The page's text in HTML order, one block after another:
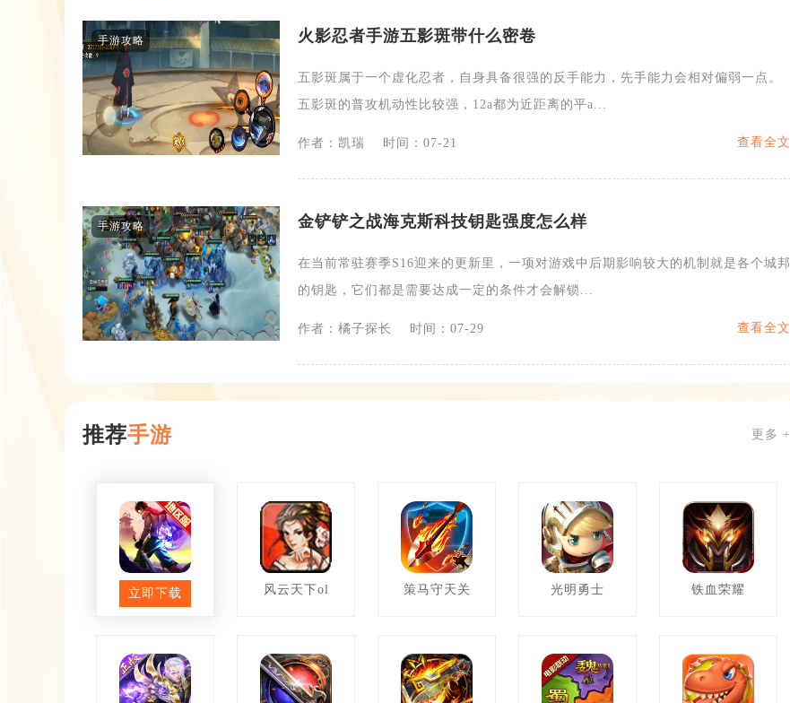
手游攻略 火影忍者手游五影斑带什么密卷
五影斑属于一个虚化忍者，自身具备很强的反手能力，先手能力会相对偏弱一点。
五影斑的普攻机动性比较强，12a都为近距离的平a...
作者：凯瑞 时间：07-21 查看全文
手游攻略 金铲铲之战海克斯科技钥匙强度怎么样
​在当前常驻赛季S16迎来的更新里，一项对游戏中后期影响较大的机制就是各个城邦
的钥匙，它们都是需要达成一定的条件才会解锁...
作者：橘子探长 时间：07-29 查看全文
推荐手游 更多 +
一刀传世
立即下载 风云天下ol 策马守天关 光明勇士 铁血荣耀